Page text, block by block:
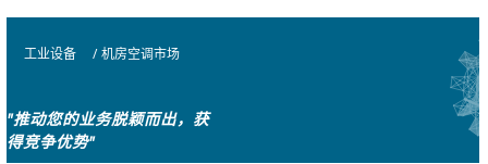
工业设备 / 机房空调市场
"推动您的业务脱颖而出，获
得竞争优势"